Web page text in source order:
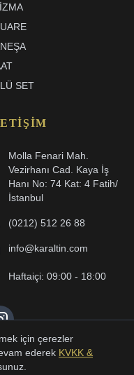
SET
Molla Fenari Mah.
Vezirhanı Cad. Kaya İş
Hanı No: 74 Kat: 4 Fatih/
İstanbul
(0212) 512 26 88
info@karaltin.com
Haftaiçi: 09:00 - 18:00
için çerezler
ederek KVKK &